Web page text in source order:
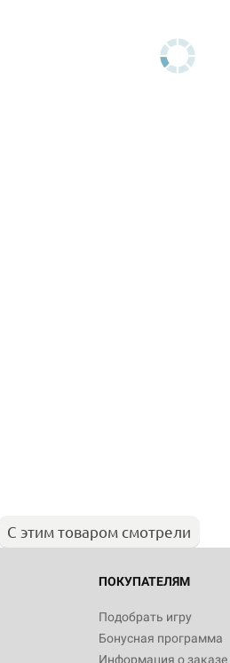
С этим товаром смотрели
ПОКУПАТЕЛЯМ
Подобрать игру
Бонусная программа
Информация о заказе